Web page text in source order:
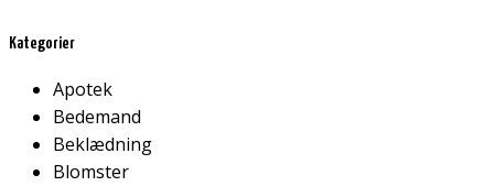
Kategorier
Apotek
Bedemand
Beklædning
Blomster